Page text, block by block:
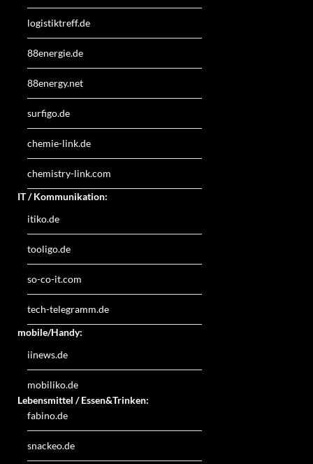
logistiktreff.de
88energie.de
88energy.net
surfigo.de
chemie-link.de
chemistry-link.com
IT / Kommunikation:
itiko.de
tooligo.de
so-co-it.com
tech-telegramm.de
mobile/Handy:
iinews.de
mobiliko.de
Lebensmittel / Essen&Trinken:
fabino.de
snackeo.de